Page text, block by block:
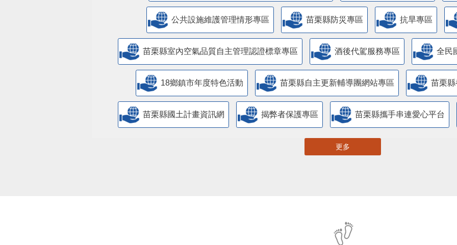
​公共設施維護管理情形專區 苗栗縣防災專區 抗旱專區
苗栗縣室內空氣品質自主管理認證標章專區 酒後代駕服務專區 全民
18鄉鎮市年度特色活動 苗栗縣自主更新輔導團網站專區 苗栗
苗栗縣國土計畫資訊網 揭弊者保護專區 苗栗縣攜手串連愛心平台
更多